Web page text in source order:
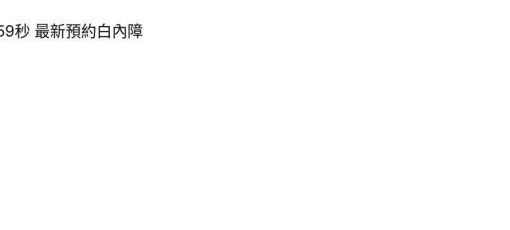
秒 最新預約白內障